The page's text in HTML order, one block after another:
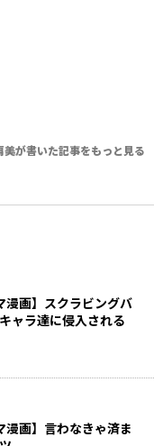
美が書いた記事をもっと見る
漫画】スクラビングバ
ャラ達に侵入される
漫画】言わなきゃ済ま